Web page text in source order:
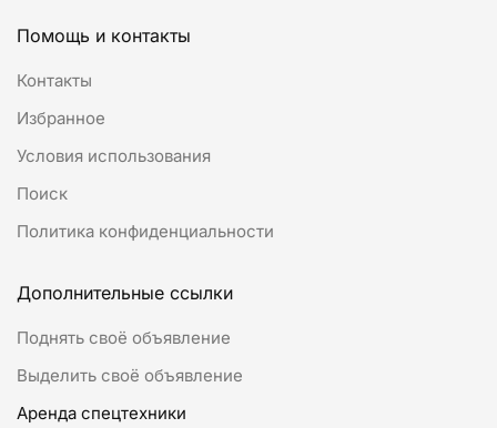
Помощь и контакты
Контакты
Избранное
Условия использования
Поиск
Политика конфиденциальности
Дополнительные ссылки
Поднять своё объявление
Выделить своё объявление
Аренда спецтехники